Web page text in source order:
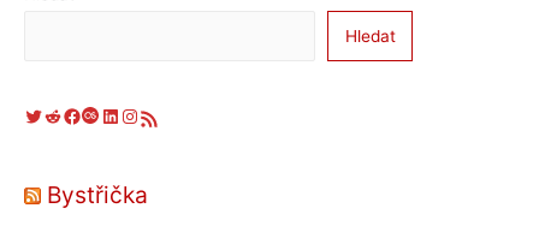
Hledat
Twitter Reddit Facebook Last.fm LinkedIn Instagram RSS zdroj
Bystřička